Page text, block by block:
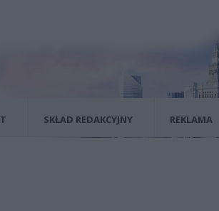
SKŁAD REDAKCYJNY REKLAMA